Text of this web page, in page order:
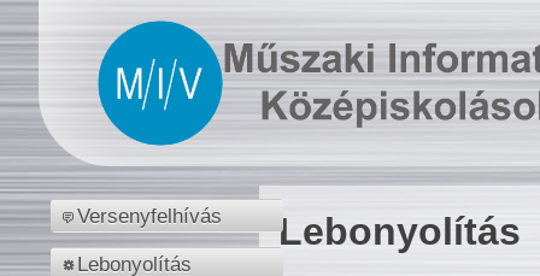
Versenyfelhívás
Lebonyolítás
Lebonyolítás